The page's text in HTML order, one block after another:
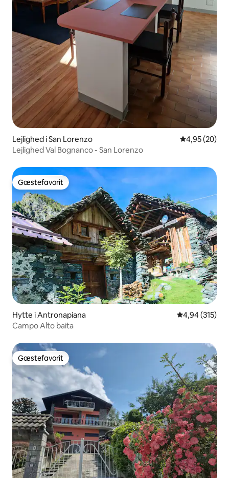
Lejlighed i San Lorenzo 4,95 ud af 5 i
4,95 (20)
Lejlighed Val Bognanco - San Lorenzo
Gæstefavorit
Gæstefavorit
Hytte i Antronapiana 4,94 ud af 5 i
4,94 (315)
Campo Alto baita
Gæstefavorit
Gæstefavorit